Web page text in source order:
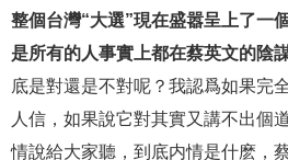
整個台灣“大選”現在盛嚣呈上了一
是所有的人事實上都在蔡英文的陰
底是對還是不對呢？我認爲如果完
人信，如果說它對其實又講不出個
情說給大家聽，到底内情是什麽，